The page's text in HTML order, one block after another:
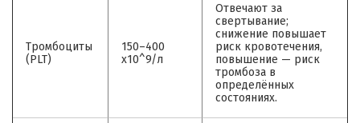
Тромбоциты
(PLT)
150–400
x10^9/л
Отвечают за
свертывание;
снижение повышает
риск кровотечения,
повышение — риск
тромбоза в
определённых
состояниях.